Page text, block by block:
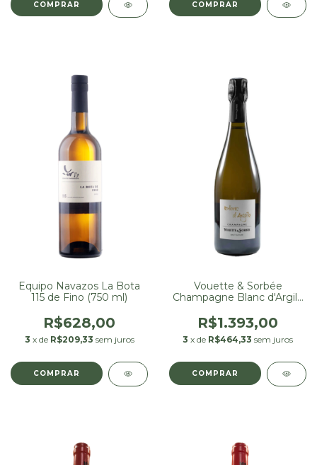
Equipo Navazos La Bota
115 de Fino (750 ml)
R$628,00
3 x de R$209,33 sem juros
Vouette & Sorbée
Champagne Blanc d'Argile
R$1.393,00
3 x de R$464,33 sem juros